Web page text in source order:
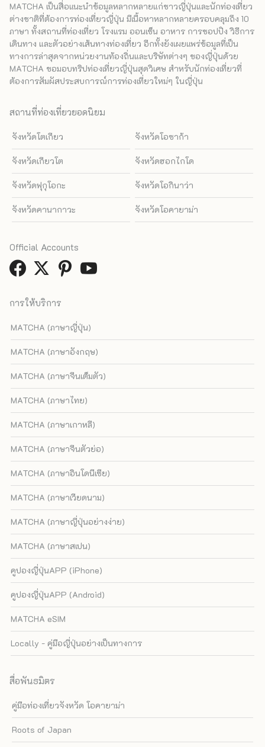
MATCHA เป็นสื่อแนะนำข้อมูลหลากหลายแก่ชาวญี่ปุ่นและนักท่องเที่ยว
ต่างชาติที่ต้องการท่องเที่ยวญี่ปุ่น มีเนื้อหาหลากหลายครอบคลุมถึง 10
ภาษา ทั้งสถานที่ท่องเที่ยว โรงแรม ออนเซ็น อาหาร การชอปปิง วิธีการ
เดินทาง และตัวอย่างเส้นทางท่องเที่ยว อีกทั้งยังเผยแพร่ข้อมูลที่เป็น
ทางการล่าสุดจากหน่วยงานท้องถิ่นและบริษัทต่างๆ ของญี่ปุ่นด้วย
MATCHA ขอมอบทริปท่องเที่ยวญี่ปุ่นสุดวิเศษ สำหรับนักท่องเที่ยวที่
ต้องการสัมผัสประสบการณ์การท่องเที่ยวใหม่ๆ ในญี่ปุ่น
สถานที่ท่องเที่ยวยอดนิยม
จังหวัดโตเกียว จังหวัดโอซาก้า
จังหวัดเกียวโต จังหวัดฮอกไกโด
จังหวัดฟุกุโอกะ จังหวัดโอกินาว่า
จังหวัดคานากาวะ จังหวัดโอคายาม่า
การให้บริการ
MATCHA (ภาษาญี่ปุ่น)
MATCHA (ภาษาอังกฤษ)
MATCHA (ภาษาจีนเต็มตัว)
MATCHA (ภาษาไทย)
MATCHA (ภาษาเกาหลี)
MATCHA (ภาษาจีนตัวย่อ)
MATCHA (ภาษาอินโดนีเซีย)
MATCHA (ภาษาเวียดนาม)
MATCHA (ภาษาญี่ปุ่นอย่างง่าย)
MATCHA (ภาษาสเปน)
คูปองญี่ปุ่นAPP (iPhone)
คูปองญี่ปุ่นAPP (Android)
MATCHA eSIM
Locally - คู่มือญี่ปุ่นอย่างเป็นทางการ
สื่อพันธมิตร
คู่มือท่องเที่ยวจังหวัด โอคายาม่า
Roots of Japan
Official Accounts